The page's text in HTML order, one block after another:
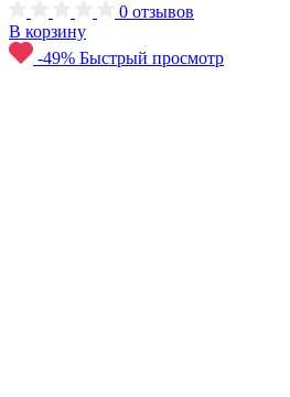
0 отзывов
В корзину
-49% Быстрый просмотр